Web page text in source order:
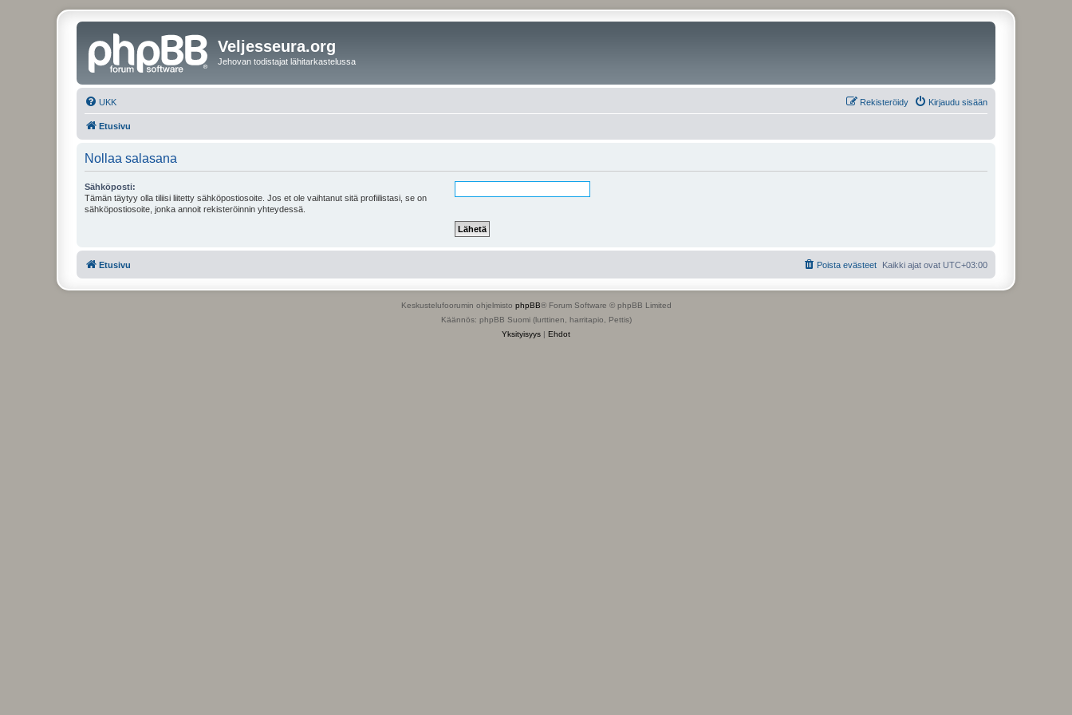
Veljesseura.org
Jehovan todistajat lähitarkastelussa
UKK Kirjaudu sisään
Rekisteröidy
Etusivu
Nollaa salasana
Sähköposti:
Tämän täytyy olla tiliisi liitetty sähköpostiosoite. Jos et ole vaihtanut sitä profiilistasi, se on
sähköpostiosoite, jonka annoit rekisteröinnin yhteydessä.
Etusivu Kaikki ajat ovat UTC+03:00
Poista evästeet
Keskustelufoorumin ohjelmisto phpBB® Forum Software © phpBB Limited
Käännös: phpBB Suomi (lurttinen, harritapio, Pettis)
Yksityisyys | Ehdot